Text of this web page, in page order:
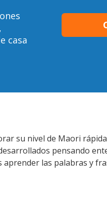
casa
su nivel de Maori
pensando
las palabras y